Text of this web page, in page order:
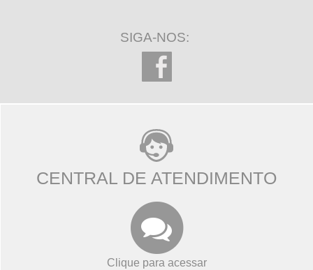
SIGA-NOS:
CENTRAL DE ATENDIMENTO
Clique para acessar